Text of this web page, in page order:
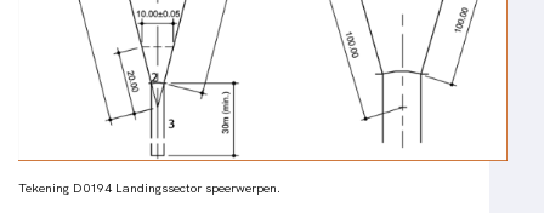
Tekening D0194 Landingssector speerwerpen.